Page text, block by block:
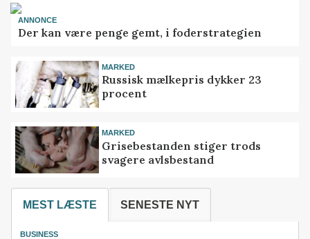
ANNONCE
Der kan være penge gemt, i foderstrategien
MARKED
Russisk mælkepris dykker 23
procent
MARKED
Grisebestanden stiger trods
svagere avlsbestand
MEST LÆSTE SENESTE NYT
BUSINESS